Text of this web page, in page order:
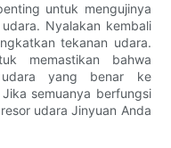
untuk mengujinya
Nyalakan kembali
tekanan udara.
memastikan bahwa
udara yang benar ke
semuanya berfungsi
udara Jinyuan Anda